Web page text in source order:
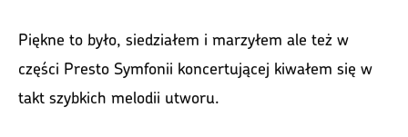
Piękne to było, siedziałem i marzyłem ale też w
części Presto Symfonii koncertującej kiwałem się w
takt szybkich melodii utworu.